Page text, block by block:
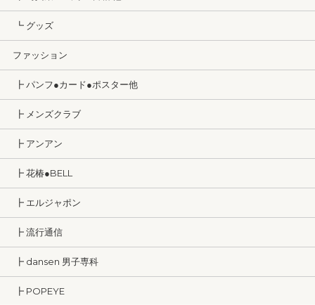
┗ グッズ
ファッション
┣ パンフ●カード●ポスター他
┣ メンズクラブ
┣ アンアン
┣ 花椿●BELL
┣ エルジャポン
┣ 流行通信
┣ dansen 男子専科
┣ POPEYE